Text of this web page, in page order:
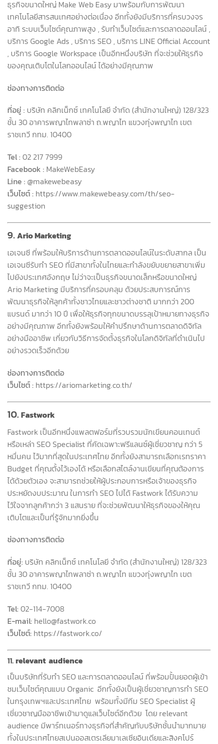
ธุรกิจขนาดใหญ่ Make Web Easy มาพร้อมกับการพัฒนา
เทคโนโลยีสารสนเทศอย่างต่อเนื่อง อีกทั้งยังมีบริการที่ครบวงจร
อาทิ ระบบเว็บไซต์คุณภาพสูง , รับทำเว็บไซต์และการตลาดออนไลน์ ,
บริการ Google Ads , บริการ SEO , บริการ LINE Official Account
, บริการ Google Workspace เป็นอีกหนึ่งบริษัท ที่จะช่วยให้ธุรกิจ
ของคุณเติบโตในโลกออนไลน์ ได้อย่างมีคุณภาพ
ช่องทางการติดต่อ
ที่อยู่ : บริษัท คลิกเน็กซ์ เทคโนโลยี จำกัด (สำนักงานใหญ่) 128/323
ชั้น 30 อาคารพญาไทพลาซ่า ถ.พญาไท แขวงทุ่งพญาไท เขต
ราชเทวี กทม. 10400
Tel : 02 217 7999
Facebook : MakeWebEasy
Line : @makewebeasy
เว็บไซต์ : https://www.makewebeasy.com/th/seo-
suggestion
9. Ario Marketing
เอเจนซี ที่พร้อมให้บริการด้านการตลาดออนไลน์ในระดับสากล เป็น
เอเจนซีรับทำ SEO ที่มีสาขาทั้งในไทยและกำลังขยับขยายสาขาเพิ่ม
ไปยังประเทศอังกฤษ ไม่ว่าจะเป็นธุรกิจขนาดเล็กหรือขนาดใหญ่
Ario Marketing มีบริการที่ครอบคลุม ด้วยประสบการณ์การ
พัฒนาธุรกิจให้ลูกค้าทั้งชาวไทยและชาวต่างชาติ มากกว่า 200
แบรนด์ มากว่า 10 ปี เพื่อให้ธุรกิจทุกขนาดบรรลุเป้าหมายทางธุรกิจ
อย่างมีคุณภาพ อีกทั้งยังพร้อมให้คำปรึกษาด้านการตลาดดิจิทัล
อย่างมืออาชีพ เกี่ยวกับวิธีการจัดตั้งธุรกิจในโลกดิจิทัลที่ดำเนินไป
อย่างรวดเร็วอีกด้วย
ช่องทางการติดต่อ
เว็บไซต์ : https://ariomarketing.co.th/
10. Fastwork
Fastwork เป็นอีกหนึ่งแพลตฟอร์มที่รวบรวมนักเขียนคอนเทนต์
หรือเหล่า SEO Specialist ที่คัดเฉพาะฟรีแลนซ์ผู้เชี่ยวชาญ กว่า 5
หมื่นคน ไว้มากที่สุดในประเทศไทย อีกทั้งยังสามารถเลือกเรทราคา
Budget ที่คุณตั้งไว้เองได้ หรือเลือกสไตล์งานเขียนที่คุณต้องการ
ได้ด้วยตัวเอง จะสามารถช่วยให้ผู้ประกอบการหรือเจ้าของธุรกิจ
ประหยัดงบประมาณ ในการทำ SEO ไปได้ Fastwork ได้รับความ
ไว้ใจจากลูกค้ากว่า 3 แสนราย ที่จะช่วยพัฒนาให้ธุรกิจของให้คุณ
เติบโตและเป็นที่รู้จักมากยิ่งขึ้น
ช่องทางการติดต่อ
ที่อยู่: บริษัท คลิกเน็กซ์ เทคโนโลยี จำกัด (สำนักงานใหญ่) 128/323
ชั้น 30 อาคารพญาไทพลาซ่า ถ.พญาไท แขวงทุ่งพญาไท เขต
ราชเทวี กทม. 10400
Tel: 02-114-7008
E-mail: hello@fastwork.co
เว็บไซต์: https://fastwork.co/
11.relevant audience
เป็นบริษัทที่รับทำ SEO และการตลาดออนไลน์ ที่พร้อมปั้นยอดผู้เข้า
ชมเว็บไซต์คุณแบบ Organic อีกทั้งยังเป็นผู้เชี่ยวชาญการทำ SEO
ในกรุงเทพฯและประเทศไทย พร้อมทั้งมีทีม SEO Specialist ผู้
เชี่ยวชาญมืออาชีพเข้ามาดูแลเว็บไซต์อีกด้วย โดย relevant
audience มีพาร์ทเนอร์ทางธุรกิจที่สำคัญกับบริษัทชั้นนำมากมาย
ทั้งในประเทศไทยสเปนออสเตรเลียมาเลเซียอินเดียและสิงคโปร์